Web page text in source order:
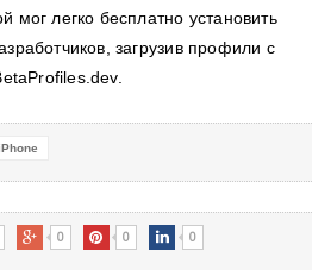
легко бесплатно установить
загрузив профили с
0 0 0